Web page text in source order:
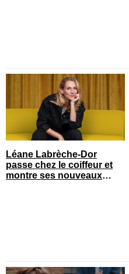
Léane Labrèche-Dor
passe chez le coiffeur et
montre ses nouveaux